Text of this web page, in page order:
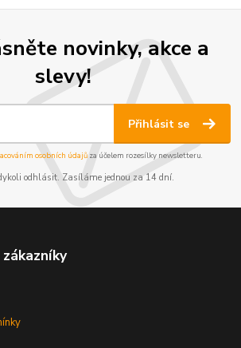
novinky, akce a
slevy!
Přihlásit se
osobních údajůza účelem rozesílky newsletteru.
odhlásit. Zasíláme jednou za 14 dní.